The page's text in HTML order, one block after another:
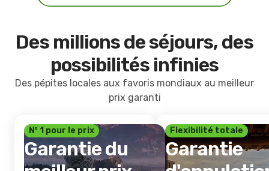
Des millions de séjours, des
possibilités infinies
Des pépites locales aux favoris mondiaux au meilleur
prix garanti
Nº 1 pour le prix
Garantie du
Flexibilité totale
Garantie